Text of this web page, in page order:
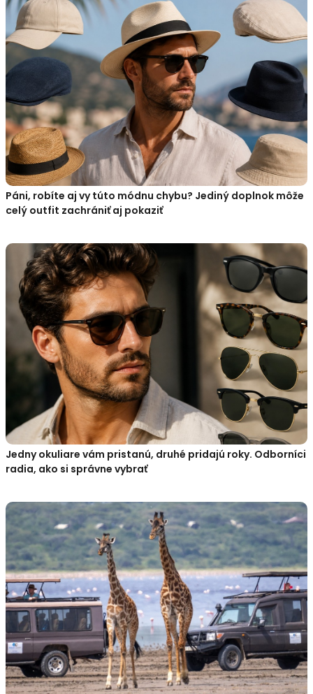
Páni, robíte aj vy túto módnu chybu? Jediný doplnok môže
celý outfit zachrániť aj pokaziť
Jedny okuliare vám pristanú, druhé pridajú roky. Odborníci
radia, ako si správne vybrať